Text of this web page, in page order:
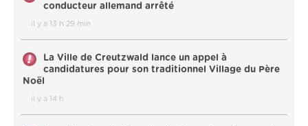
conducteur allemand arrêté
il y a 13 h 29 min
La Ville de Creutzwald lance un appel à
candidatures pour son traditionnel Village du Père
Noël
il y a 14 h